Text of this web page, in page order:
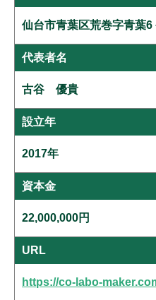
仙台市青葉区荒巻字青葉
代表者名
古谷 優貴
設立年
2017年
資本金
22,000,000円
URL
https://co-labo-